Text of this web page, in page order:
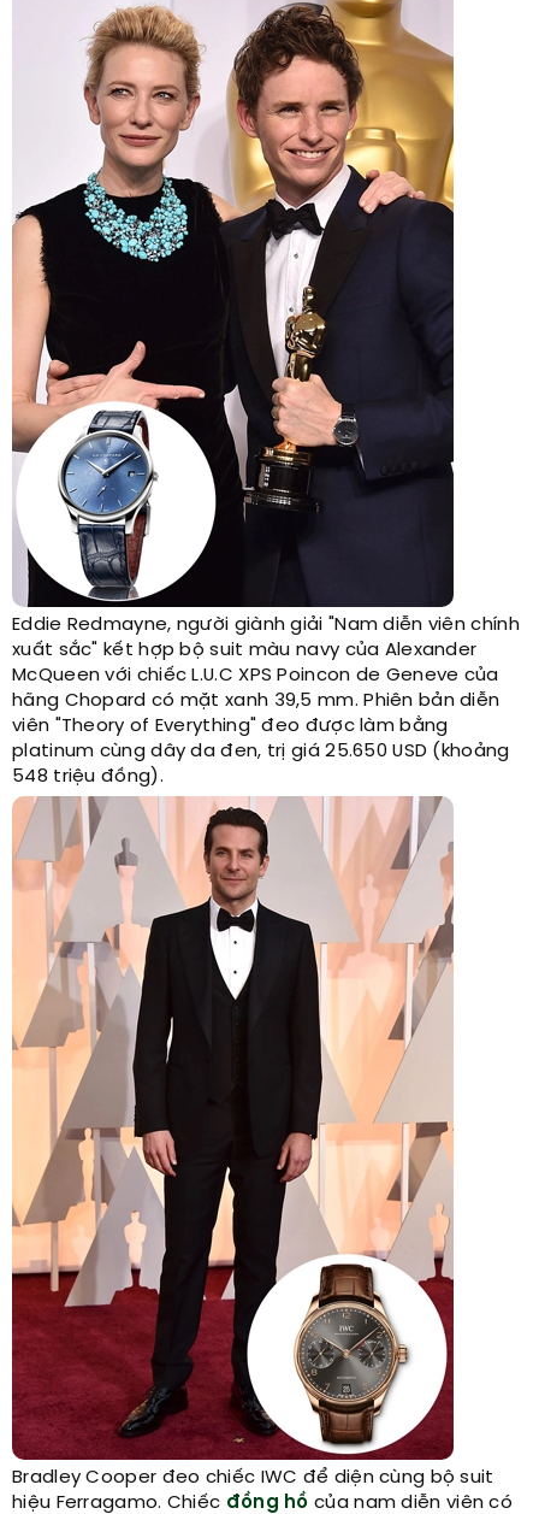
Eddie Redmayne, người giành giải "Nam diễn viên chính
xuất sắc" kết hợp bộ suit màu navy của Alexander
McQueen với chiếc L.U.C XPS Poincon de Geneve của
hãng Chopard có mặt xanh 39,5 mm. Phiên bản diễn
viên "Theory of Everything" đeo được làm bằng
platinum cùng dây da đen, trị giá 25.650 USD (khoảng
548 triệu đồng).
Bradley Cooper đeo chiếc IWC để diện cùng bộ suit
hiệu Ferragamo. Chiếc đồng hồ của nam diễn viên có